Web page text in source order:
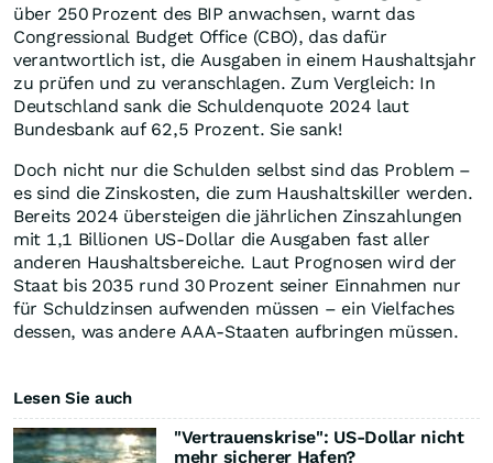
über 250 Prozent des BIP anwachsen, warnt das
Congressional Budget Office (CBO), das dafür
verantwortlich ist, die Ausgaben in einem Haushaltsjahr
zu prüfen und zu veranschlagen. Zum Vergleich: In
Deutschland sank die Schuldenquote 2024 laut
Bundesbank auf 62,5 Prozent. Sie sank!
Doch nicht nur die Schulden selbst sind das Problem –
es sind die Zinskosten, die zum Haushaltskiller werden.
Bereits 2024 übersteigen die jährlichen Zinszahlungen
mit 1,1 Billionen US-Dollar die Ausgaben fast aller
anderen Haushaltsbereiche. Laut Prognosen wird der
Staat bis 2035 rund 30 Prozent seiner Einnahmen nur
für Schuldzinsen aufwenden müssen – ein Vielfaches
dessen, was andere AAA-Staaten aufbringen müssen.
Lesen Sie auch
"Vertrauenskrise": US-Dollar nicht
mehr sicherer Hafen?